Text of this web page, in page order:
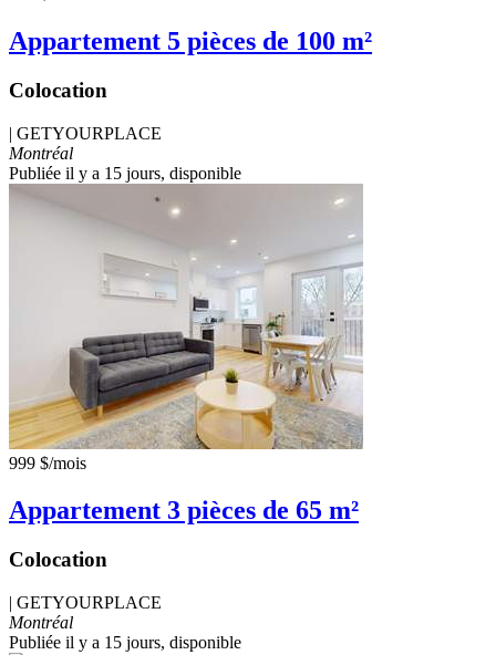
Appartement 5 pièces de 100 m²
Colocation
| GETYOURPLACE
Montréal
Publiée il y a 15 jours, disponible
999 $/mois
Appartement 3 pièces de 65 m²
Colocation
| GETYOURPLACE
Montréal
Publiée il y a 15 jours, disponible